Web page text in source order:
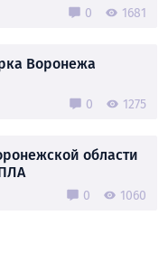
0 1681
Воронежа
0 1275
области
0 1060